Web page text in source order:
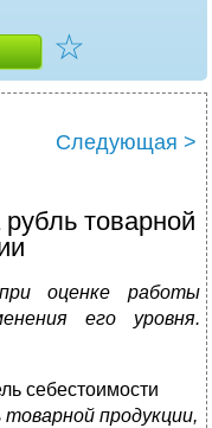
☆
Следующая >
товарной
оценке работы
его уровня.
себестоимости
продукции,